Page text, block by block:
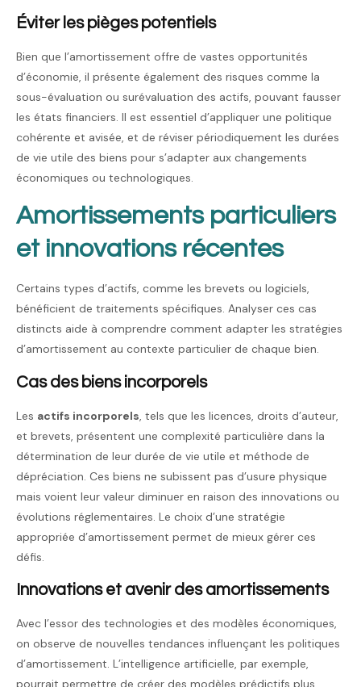
Éviter les pièges potentiels
Bien que l’amortissement offre de vastes opportunités
d’économie, il présente également des risques comme la
sous-évaluation ou surévaluation des actifs, pouvant fausser
les états financiers. Il est essentiel d’appliquer une politique
cohérente et avisée, et de réviser périodiquement les durées
de vie utile des biens pour s’adapter aux changements
économiques ou technologiques.
Amortissements particuliers
et innovations récentes
Certains types d’actifs, comme les brevets ou logiciels,
bénéficient de traitements spécifiques. Analyser ces cas
distincts aide à comprendre comment adapter les stratégies
d’amortissement au contexte particulier de chaque bien.
Cas des biens incorporels
Les actifs incorporels, tels que les licences, droits d’auteur,
et brevets, présentent une complexité particulière dans la
détermination de leur durée de vie utile et méthode de
dépréciation. Ces biens ne subissent pas d’usure physique
mais voient leur valeur diminuer en raison des innovations ou
évolutions réglementaires. Le choix d’une stratégie
appropriée d’amortissement permet de mieux gérer ces
défis.
Innovations et avenir des amortissements
Avec l’essor des technologies et des modèles économiques,
on observe de nouvelles tendances influençant les politiques
d’amortissement. L’intelligence artificielle, par exemple,
pourrait permettre de créer des modèles prédictifs plus